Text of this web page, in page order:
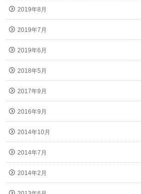
2019年8月
2019年7月
2019年6月
2018年5月
2017年9月
2016年9月
2014年10月
2014年7月
2014年2月